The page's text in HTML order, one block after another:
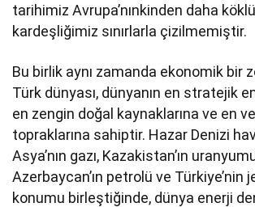
tarihimiz Avrupa’nınkinden daha
kardeşliğimiz sınırlarla çizilmemiştir.
Bu birlik aynı zamanda ekonomik bir
Türk dünyası, dünyanın en stratejik
en zengin doğal kaynaklarına ve en
topraklarına sahiptir. Hazar Denizi
Asya’nın gazı, Kazakistan’ın
Azerbaycan’ın petrolü ve Türkiye’nin
konumu birleştiğinde, dünya enerji